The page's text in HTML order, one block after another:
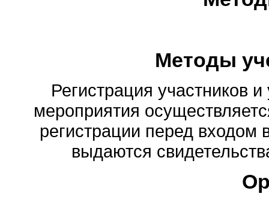
Методы
Регистрация участников
мероприятия
регистрации перед
выдаются